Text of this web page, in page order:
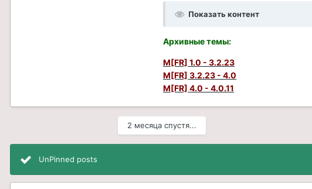
Показать контент
Архивные темы:
M[FR] 1.0 - 3.2.23
M[FR] 3.2.23 - 4.0
M[FR] 4.0 - 4.0.11
2 месяца спустя...
UnPinned posts